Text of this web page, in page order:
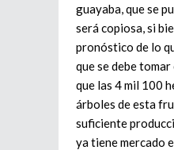
guayaba, que se
será copiosa, si
pronóstico de lo
que se debe
que las 4 mil 100
árboles de esta
suficiente
ya tiene mercado